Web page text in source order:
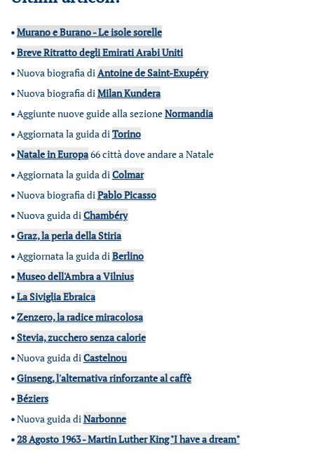
•Murano e Burano - Le isole sorelle
•Breve Ritratto degli Emirati Arabi Uniti
•Nuova biografia diAntoine de Saint-Exupéry
•Nuova biografia diMilan Kundera
•Aggiunte nuove guide alla sezioneNormandia
•Aggiornata la guida diTorino
•Natale in Europa66 città dove andare a Natale
•Aggiornata la guida diColmar
•Nuova biografia diPablo Picasso
•Nuova guida diChambéry
•Graz, la perla della Stiria
•Aggiornata la guida diBerlino
•Museo dell'Ambra a Vilnius
•La Siviglia Ebraica
•Zenzero, la radice miracolosa
•Stevia, zucchero senza calorie
•Nuova guida diCastelnou
•Ginseng, l'alternativa rinforzante al caffè
•Béziers
•Nuova guida diNarbonne
•28 Agosto 1963 - Martin Luther King "I have a dream"